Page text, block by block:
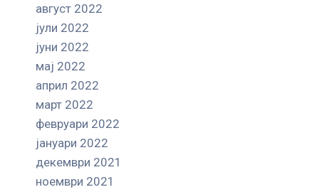
август 2022
јули 2022
јуни 2022
мај 2022
април 2022
март 2022
февруари 2022
јануари 2022
декември 2021
ноември 2021